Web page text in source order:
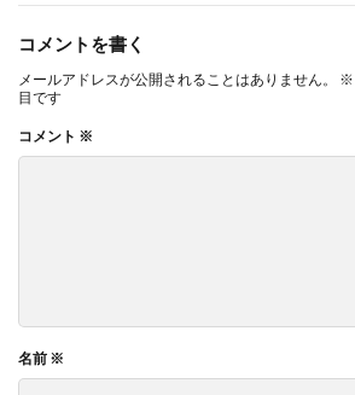
コメントを書く
メールアドレスが公開されることはありません。 ※
目です
コメント ※
名前 ※